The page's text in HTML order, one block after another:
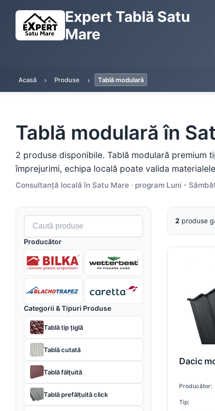
Expert Tablă Satu
Mare
Acasă Produse Tablă modulară
Tablă modulară în
2 produse disponibile. Tablă modulară premium
împrejurimi, echipa locală poate valida
Consultanță locală în Satu Mare · program Luni -
Caută produse
Producător
Categorii & Tipuri Produse
Tablă tip țiglă
Tablă cutată
Tablă fălțuită
Tablă prefălțuită click
2 produse
Dacic
Producător:
Tip: